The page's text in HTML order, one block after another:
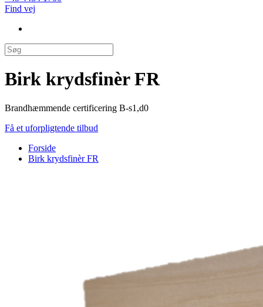
Find vej
Birk krydsfinèr FR
Brandhæmmende certificering B-s1,d0
Få et uforpligtende tilbud
Forside
Birk krydsfinèr FR